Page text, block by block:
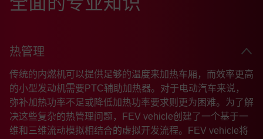
热管理
传统的内燃机可以提供足够的温度来加热车厢，而效率更高
的小型发动机需要PTC辅助加热器。对于电动汽车来说，
弥补加热功率不足或降低加热功率要求则更为困难。为了解
决这些复杂的热管理问题，FEV vehicle创建了一个基于一
维和三维流动模拟相结合的虚拟开发流程。FEV vehicle将